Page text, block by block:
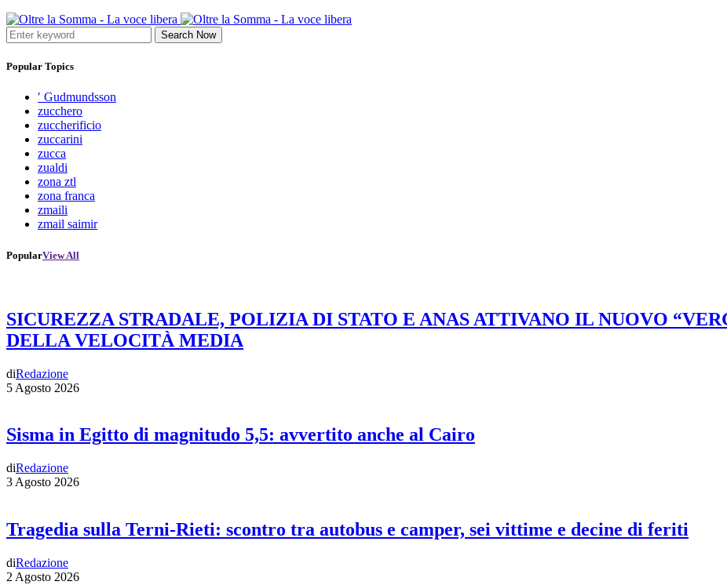
Search Now
Popular Topics
′ Gudmundsson
zucchero
zuccherificio
zuccarini
zucca
zualdi
zona ztl
zona franca
zmaili
zmail saimir
PopularView All
SICUREZZA STRADALE, POLIZIA DI STATO E ANAS ATTIVANO IL NUOVO
DELLA VELOCITÀ MEDIA
diRedazione
5 Agosto 2026
Sisma in Egitto di magnitudo 5,5: avvertito anche al Cairo
diRedazione
3 Agosto 2026
Tragedia sulla Terni-Rieti: scontro tra autobus e camper, sei vittime e decine di feriti
diRedazione
2 Agosto 2026